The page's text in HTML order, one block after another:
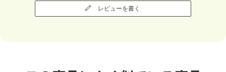
レビューを書く